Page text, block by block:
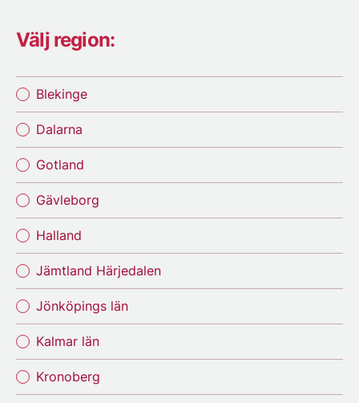
Välj region:
Blekinge
Dalarna
Gotland
Gävleborg
Halland
Jämtland Härjedalen
Jönköpings län
Kalmar län
Kronoberg